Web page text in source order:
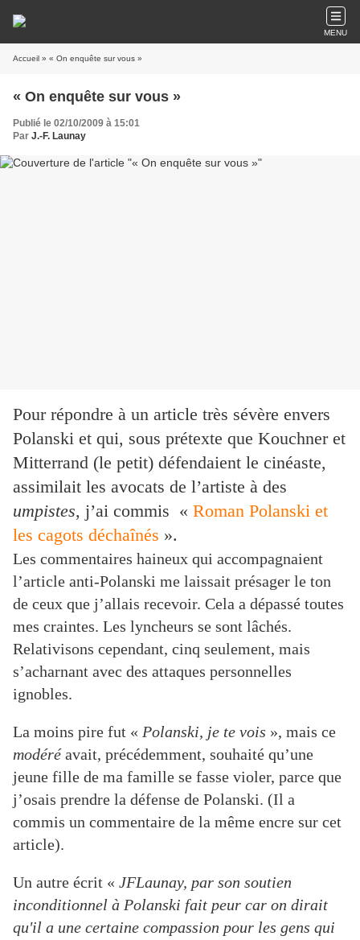
MENU
Accueil » « On enquête sur vous »
« On enquête sur vous »
Publié le 02/10/2009 à 15:01
Par J.-F. Launay
Pour répondre à un article très sévère envers
Polanski et qui, sous prétexte que Kouchner et
Mitterrand (le petit) défendaient le cinéaste,
assimilait les avocats de l’artiste à des
umpistes, j’ai commis « Roman Polanski et
les cagots déchaînés ».
Les commentaires haineux qui accompagnaient
l’article anti-Polanski me laissait présager le ton
de ceux que j’allais recevoir. Cela a dépassé toutes
mes craintes. Les lyncheurs se sont lâchés.
Relativisons cependant, cinq seulement, mais
s’acharnant avec des attaques personnelles
ignobles.
La moins pire fut « Polanski, je te vois », mais ce
modéréavait, précédemment, souhaité qu’une
jeune fille de ma famille se fasse violer, parce que
j’osais prendre la défense de Polanski. (Il a
commis un commentaire de la même encre sur cet
article).
Un autre écrit « JFLaunay, par son soutien
inconditionnel à Polanski fait peur car on dirait
qu'il a une certaine compassion pour les gens qui